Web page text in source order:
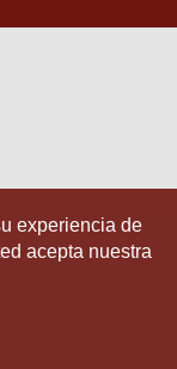
experiencia de
acepta nuestra